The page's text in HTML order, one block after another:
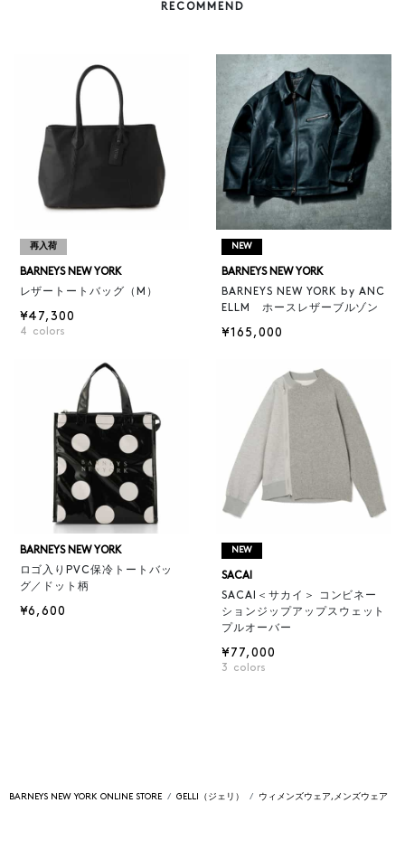
RECOMMEND
再入荷
BARNEYS NEW YORK
レザートートバッグ（M）
¥47,300
4 colors
NEW
BARNEYS NEW YORK
BARNEYS NEW YORK by ANC
ELLM ホースレザーブルゾン
¥165,000
BARNEYS NEW YORK
ロゴ入りPVC保冷トートバッ
グ／ドット柄
¥6,600
NEW
SACAI
SACAI＜サカイ＞ コンビネー
ションジップアップスウェット
プルオーバー
¥77,000
3 colors
BARNEYS NEW YORK ONLINE STORE GELLI（ジェリ） ウィメンズウェア,メンズウェア